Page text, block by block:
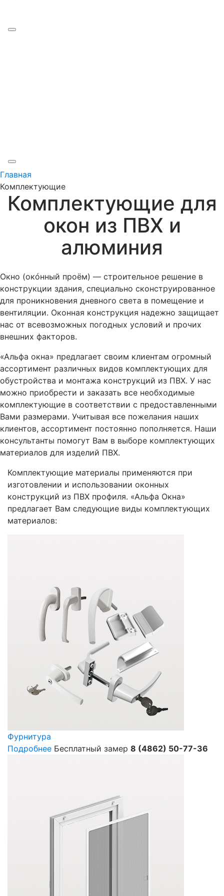
Главная
Комплектующие
Комплектующие для
окон из ПВХ и
алюминия
Окно (окóнный проём) — строительное решение в
конструкции здания, специально сконструированное
для проникновения дневного света в помещение и
вентиляции. Оконная конструкция надежно защищает
нас от всевозможных погодных условий и прочих
внешних факторов.
«Альфа окна» предлагает своим клиентам огромный
ассортимент различных видов комплектующих для
обустройства и монтажа конструкций из ПВХ. У нас
можно приобрести и заказать все необходимые
комплектующие в соответствии с предоставленными
Вами размерами. Учитывая все пожелания наших
клиентов, ассортимент постоянно пополняется. Наши
консультанты помогут Вам в выборе комплектующих
материалов для изделий ПВХ.
Комплектующие материалы применяются при
изготовлении и использовании оконных
конструкций из ПВХ профиля. «Альфа Окна»
предлагает Вам следующие виды комплектующих
материалов:
Фурнитура
Подробнее Бесплатный замер 8 (4862) 50-77-36